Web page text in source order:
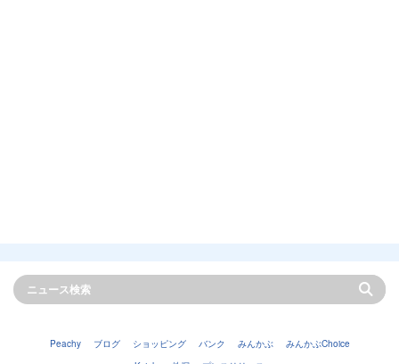
Peachy ブログ ショッピング バンク みんかぶ
みんかぶChoice